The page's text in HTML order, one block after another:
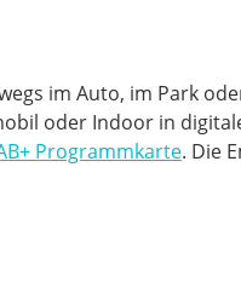
im Auto, im Park
oder Indoor in
Programmkarte. Die